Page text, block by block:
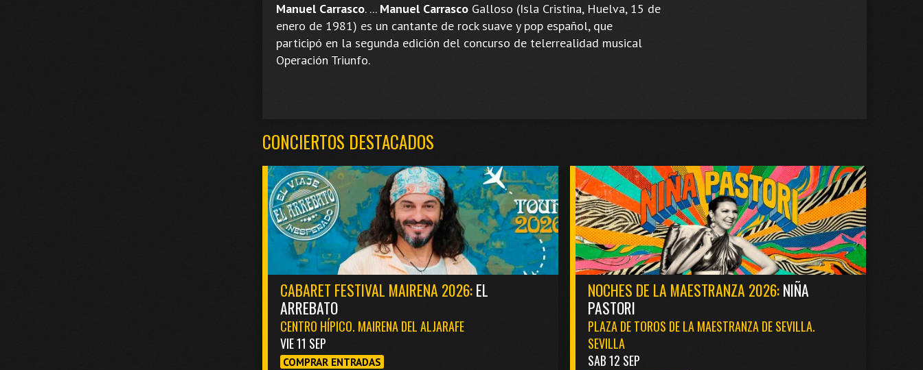
Manuel Carrasco. ... Manuel Carrasco Galloso (Isla Cristina, Huelva, 15 de
enero de 1981) es un cantante de rock suave y pop español, que
participó en la segunda edición del concurso de telerrealidad musical
Operación Triunfo.
CONCIERTOS DESTACADOS
CABARET FESTIVAL MAIRENA 2026:EL
ARREBATO
CENTRO HÍPICO. MAIRENA DEL ALJARAFE
VIE 11 SEP
COMPRAR ENTRADAS
NOCHES DE LA MAESTRANZA 2026:NIÑA
PASTORI
PLAZA DE TOROS DE LA MAESTRANZA DE SEVILLA.
SEVILLA
SAB 12 SEP